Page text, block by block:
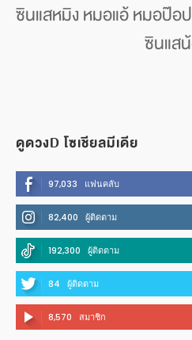
ซินแสหมิง หมอแอ้ หมอป๊อ
ซินแส
ดูดวงD โซเชียลมีเดีย
97,033 แฟนคลับ
82,400 ผู้ติดตาม
192,300 ผู้ติดตาม
84 ผู้ติดตาม
8,570 สมาชิก